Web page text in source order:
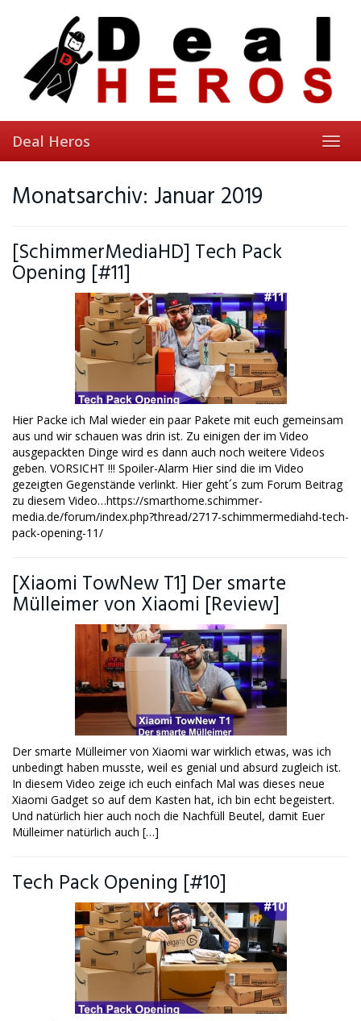
Deal Heros
Monatsarchiv: Januar 2019
[SchimmerMediaHD] Tech Pack
Opening [#11]
Hier Packe ich Mal wieder ein paar Pakete mit euch gemeinsam
aus und wir schauen was drin ist. Zu einigen der im Video
ausgepackten Dinge wird es dann auch noch weitere Videos
geben. VORSICHT !!! Spoiler-Alarm Hier sind die im Video
gezeigten Gegenstände verlinkt. Hier geht´s zum Forum Beitrag
zu diesem Video…https://smarthome.schimmer-
media.de/forum/index.php?thread/2717-schimmermediahd-tech-
pack-opening-11/
[Xiaomi TowNew T1] Der smarte
Mülleimer von Xiaomi [Review]
Der smarte Mülleimer von Xiaomi war wirklich etwas, was ich
unbedingt haben musste, weil es genial und absurd zugleich ist.
In diesem Video zeige ich euch einfach Mal was dieses neue
Xiaomi Gadget so auf dem Kasten hat, ich bin echt begeistert.
Und natürlich hier auch noch die Nachfüll Beutel, damit Euer
Mülleimer natürlich auch […]
Tech Pack Opening [#10]